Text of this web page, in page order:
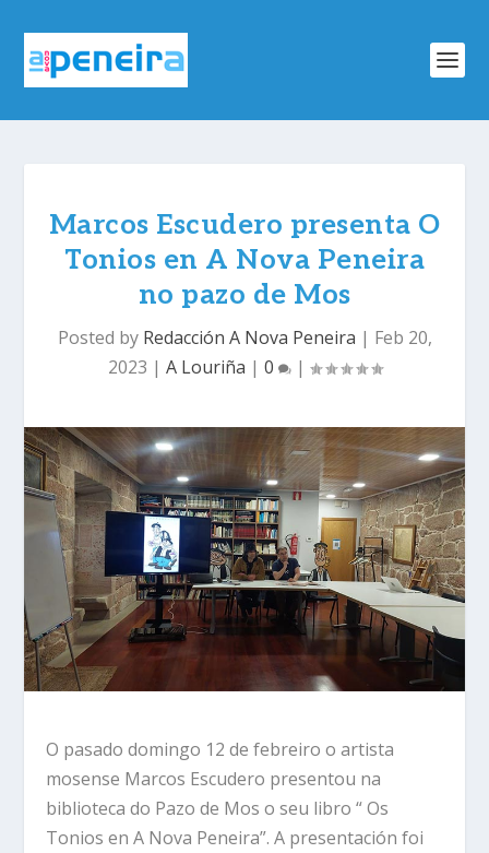
Marcos Escudero presenta O
Tonios en A Nova Peneira
no pazo de Mos
Posted by Redacción A Nova Peneira | Feb 20,
2023 | A Louriña | 0 |
O pasado domingo 12 de febreiro o artista
mosense Marcos Escudero presentou na
biblioteca do Pazo de Mos o seu libro “ Os
Tonios en A Nova Peneira”. A presentación foi